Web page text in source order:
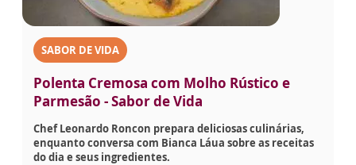
SABOR DE VIDA
Polenta Cremosa com Molho Rústico e
Parmesão - Sabor de Vida
Chef Leonardo Roncon prepara deliciosas culinárias,
enquanto conversa com Bianca Láua sobre as receitas
do dia e seus ingredientes.